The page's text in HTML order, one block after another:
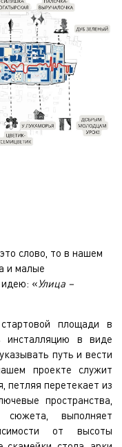
слово, то в нашем
и малые
идею: «Улица –
площади в
инсталляцию в виде
путь и вести
проекте служит
петляя перетекает из
пространства,
выполняет
от высоты